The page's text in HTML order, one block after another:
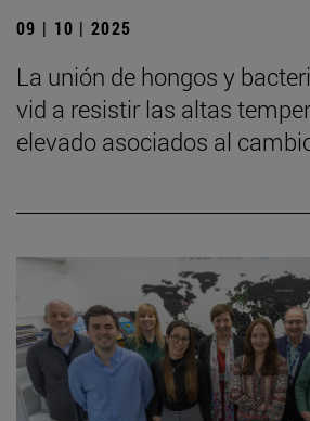
09 | 10 | 2025
La unión de hongos y
vid a resistir las altas
elevado asociados al